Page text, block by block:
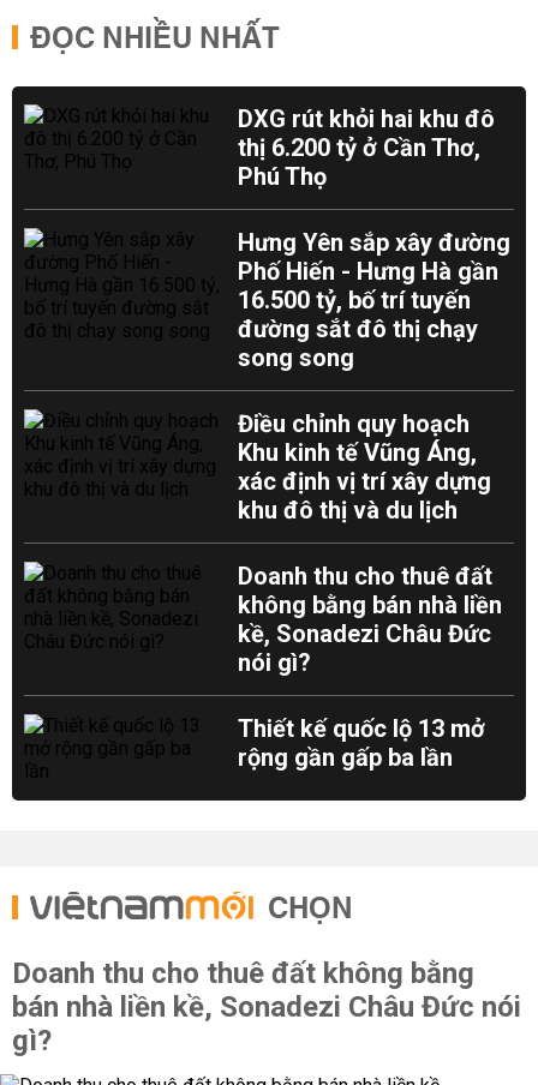
ĐỌC NHIỀU NHẤT
DXG rút khỏi hai khu đô
thị 6.200 tỷ ở Cần Thơ,
Phú Thọ
Hưng Yên sắp xây đường
Phố Hiến - Hưng Hà gần
16.500 tỷ, bố trí tuyến
đường sắt đô thị chạy
song song
Điều chỉnh quy hoạch
Khu kinh tế Vũng Áng,
xác định vị trí xây dựng
khu đô thị và du lịch
Doanh thu cho thuê đất
không bằng bán nhà liền
kề, Sonadezi Châu Đức
nói gì?
Thiết kế quốc lộ 13 mở
rộng gần gấp ba lần
CHỌN
Doanh thu cho thuê đất không bằng
bán nhà liền kề, Sonadezi Châu Đức nói
gì?